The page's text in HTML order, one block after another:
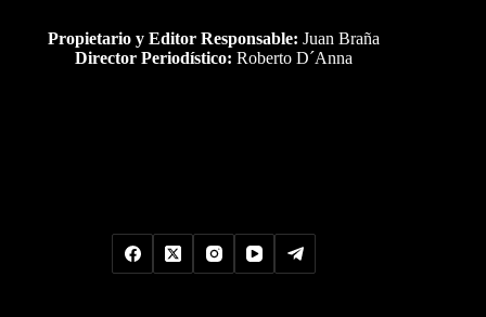
Propietario y Editor Responsable: Juan Braña
Director Periodístico: Roberto D´Anna